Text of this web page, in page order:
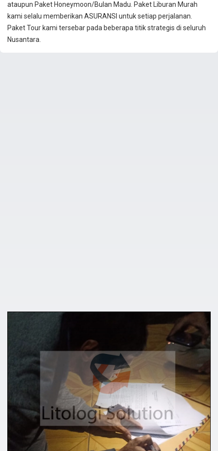
ataupun Paket Honeymoon/Bulan Madu. Paket Liburan Murah
kami selalu memberikan ASURANSI untuk setiap perjalanan.
Paket Tour kami tersebar pada beberapa titik strategis di seluruh
Nusantara.